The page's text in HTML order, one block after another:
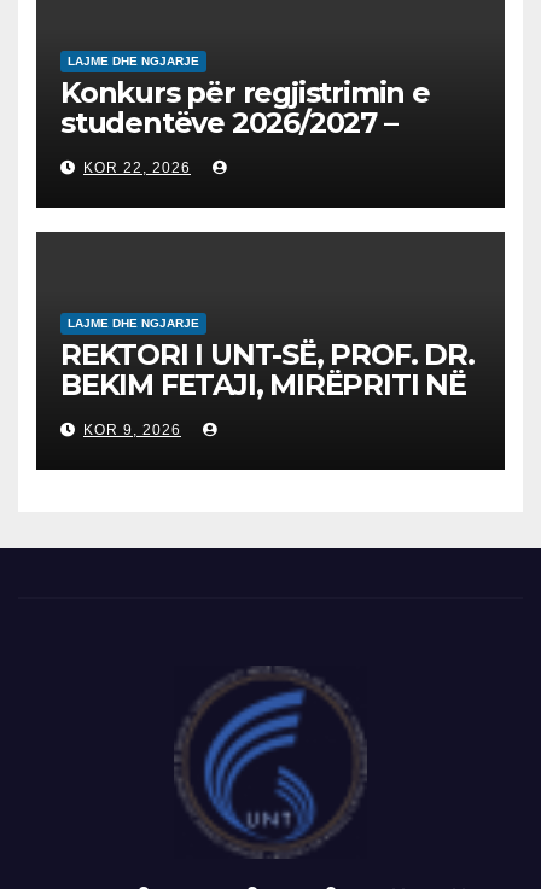
LAJME DHE NGJARJE
Konkurs për regjistrimin e
studentëve 2026/2027 –
Конкурс за запишување на
студенти за 2026/2027
KOR 22, 2026
LAJME DHE NGJARJE
REKTORI I UNT-SË, PROF. DR.
BEKIM FETAJI, MIRËPRITI NË
TAKIM ZYRTAR DREJTORIN E
SH.A MEPSO, DR. BURIM
LATIFIN
KOR 9, 2026